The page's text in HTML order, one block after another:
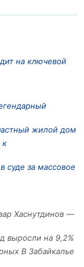
на ключевой
жилой дом
к
суде за массовое
Хаснутдинов —
выросли на 9,2%
В Забайкалье